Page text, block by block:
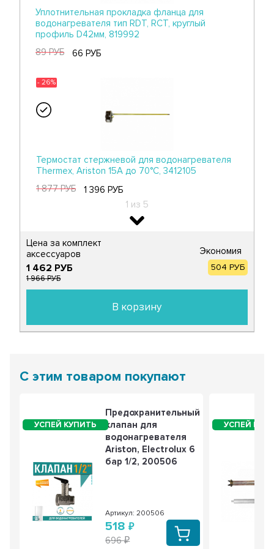
Уплотнительная прокладка фланца для
водонагревателя тип RDT, RCT, круглый
профиль D42мм, 819992
89 РУБ
66 РУБ
- 26%
Термостат стержневой для водонагревателя
Thermex, Ariston 15A до 70°С, 3412105
1 877 РУБ
1 396 РУБ
1 из 5
Термостат стержневой для водонагревателя
Thermex, Ariston 20A до 73°С, 3412185
1 476 РУБ
Термостат стержневой для водонагревателя
Thermex, Ariston, Electrolux 15A до 80°С,
900 РУБ
669 РУБ
- 26%
​Цена за комплект
аксессуаров​
1 462 РУБ
1 966 РУБ
Экономия
504 РУБ
В корзину
С этим товаром покупают
Предохранительный
клапан для
водонагревателя
Ariston, Electrolux 6
бар 1/2, 200506
Артикул: 200506
518
696